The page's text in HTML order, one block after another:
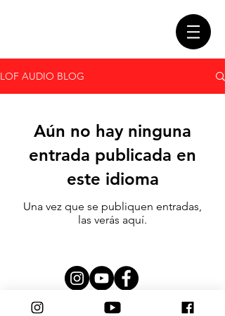
LOF AUDIO BLOG
Aún no hay ninguna
entrada publicada en
este idioma
Una vez que se publiquen entradas,
las verás aquí.